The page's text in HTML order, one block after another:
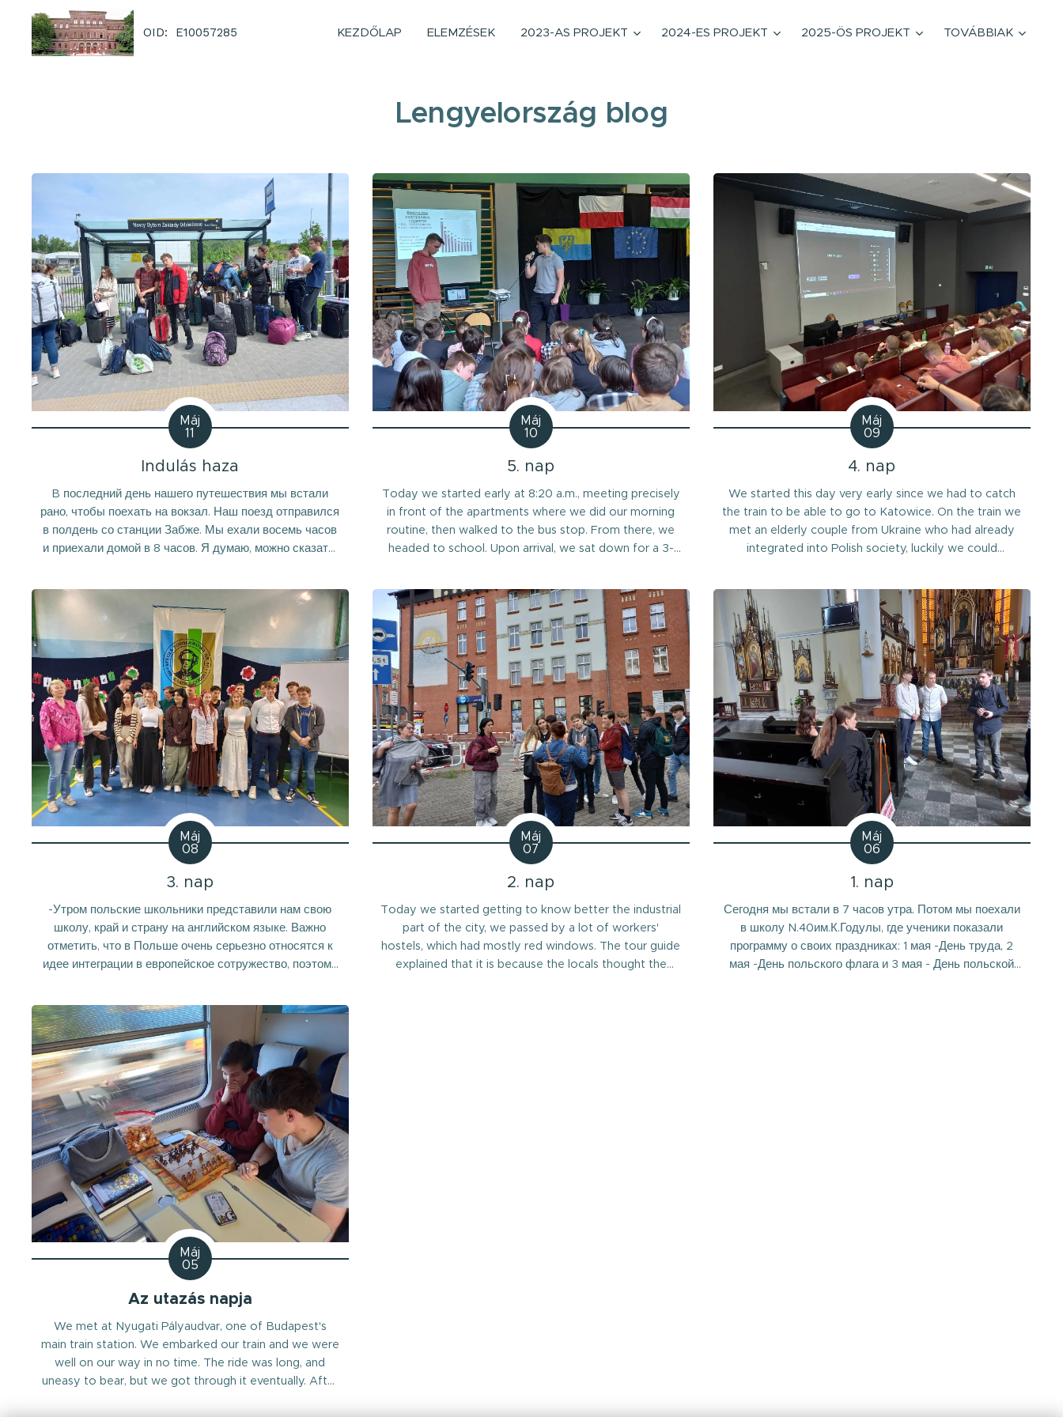
OID: E10057285 KEZDŐLAP ELEMZÉSEK 2023-AS PROJEKT 2024-ES PROJEKT 2025-ÖS PROJEKT TOVÁBBIAK
Lengyelország blog
Máj
11
Indulás haza
B последний день нашего путешествия мы встали
рано, чтобы поехать на вокзал. Наш поезд отправился
в полдень со станции Забже. Мы ехали восемь часов
и приехали домой в 8 часов. Я думаю, можно сказать,
людьми Силезии и поговорить о процессах
интеграции...
Máj
10
5. nap
Today we started early at 8:20 a.m., meeting precisely
in front of the apartments where we did our morning
routine, then walked to the bus stop. From there, we
headed to school. Upon arrival, we sat down for a 3-
by presentations in Polish, Russian,...
Máj
09
4. nap
We started this day very early since we had to catch
the train to be able to go to Katowice. On the train we
met an elderly couple from Ukraine who had already
integrated into Polish society, luckily we could
was as...
Máj
08
3. nap
-Утром польские школьники представили нам свою
школу, край и страну на английском языке. Важно
отметить, что в Польше очень серьезно относятся к
идее интеграции в европейское сотружество, поэтому
английский был великолепен. Мы тоже рассказали
польским...
Máj
07
2. nap
Today we started getting to know better the industrial
part of the city, we passed by a lot of workers'
hostels, which had mostly red windows. The tour guide
explained that it is because the locals thought the
Máj
06
1. nap
Сегодня мы встали в 7 часов утра. Потом мы поехали
в школу N.40им.К.Годулы, где ученики показали
программу о своих праздниках: 1 мая -День труда, 2
мая -День польского флага и 3 мая - День польской
Máj
05
Az utazás napja
We met at Nyugati Pályaudvar, one of Budapest's
main train station. We embarked our train and we were
well on our way in no time. The ride was long, and
uneasy to bear, but we got through it eventually. After